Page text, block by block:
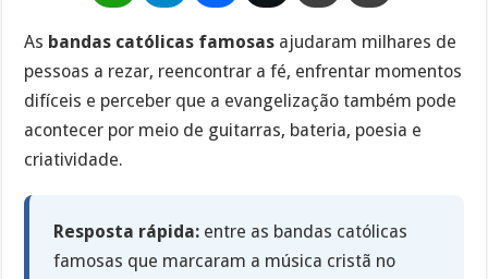
As bandas católicas famosas ajudaram milhares de
pessoas a rezar, reencontrar a fé, enfrentar momentos
difíceis e perceber que a evangelização também pode
acontecer por meio de guitarras, bateria, poesia e
criatividade.
Resposta rápida: entre as bandas católicas
famosas que marcaram a música cristã no